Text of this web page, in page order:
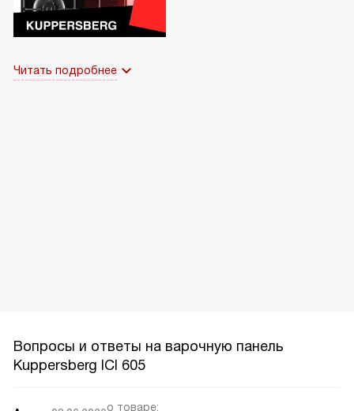
Читать подробнее
Вопросы и ответы на варочную панель
Kuppersberg ICI 605
о товаре: